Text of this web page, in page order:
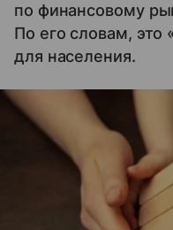
по финансовому
По его словам, это
для населения.